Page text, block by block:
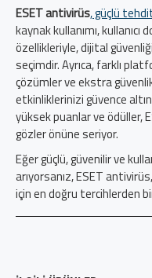
ESET antivirüs, güçlü
kaynak kullanımı,
özellikleriyle, dijital
seçimdir. Ayrıca, farklı
çözümler ve ekstra
etkinliklerinizi güvence
yüksek puanlar ve ödüller,
gözler önüne seriyor.
Eğer güçlü, güvenilir ve
arıyorsanız, ESET
için en doğru tercihlerden